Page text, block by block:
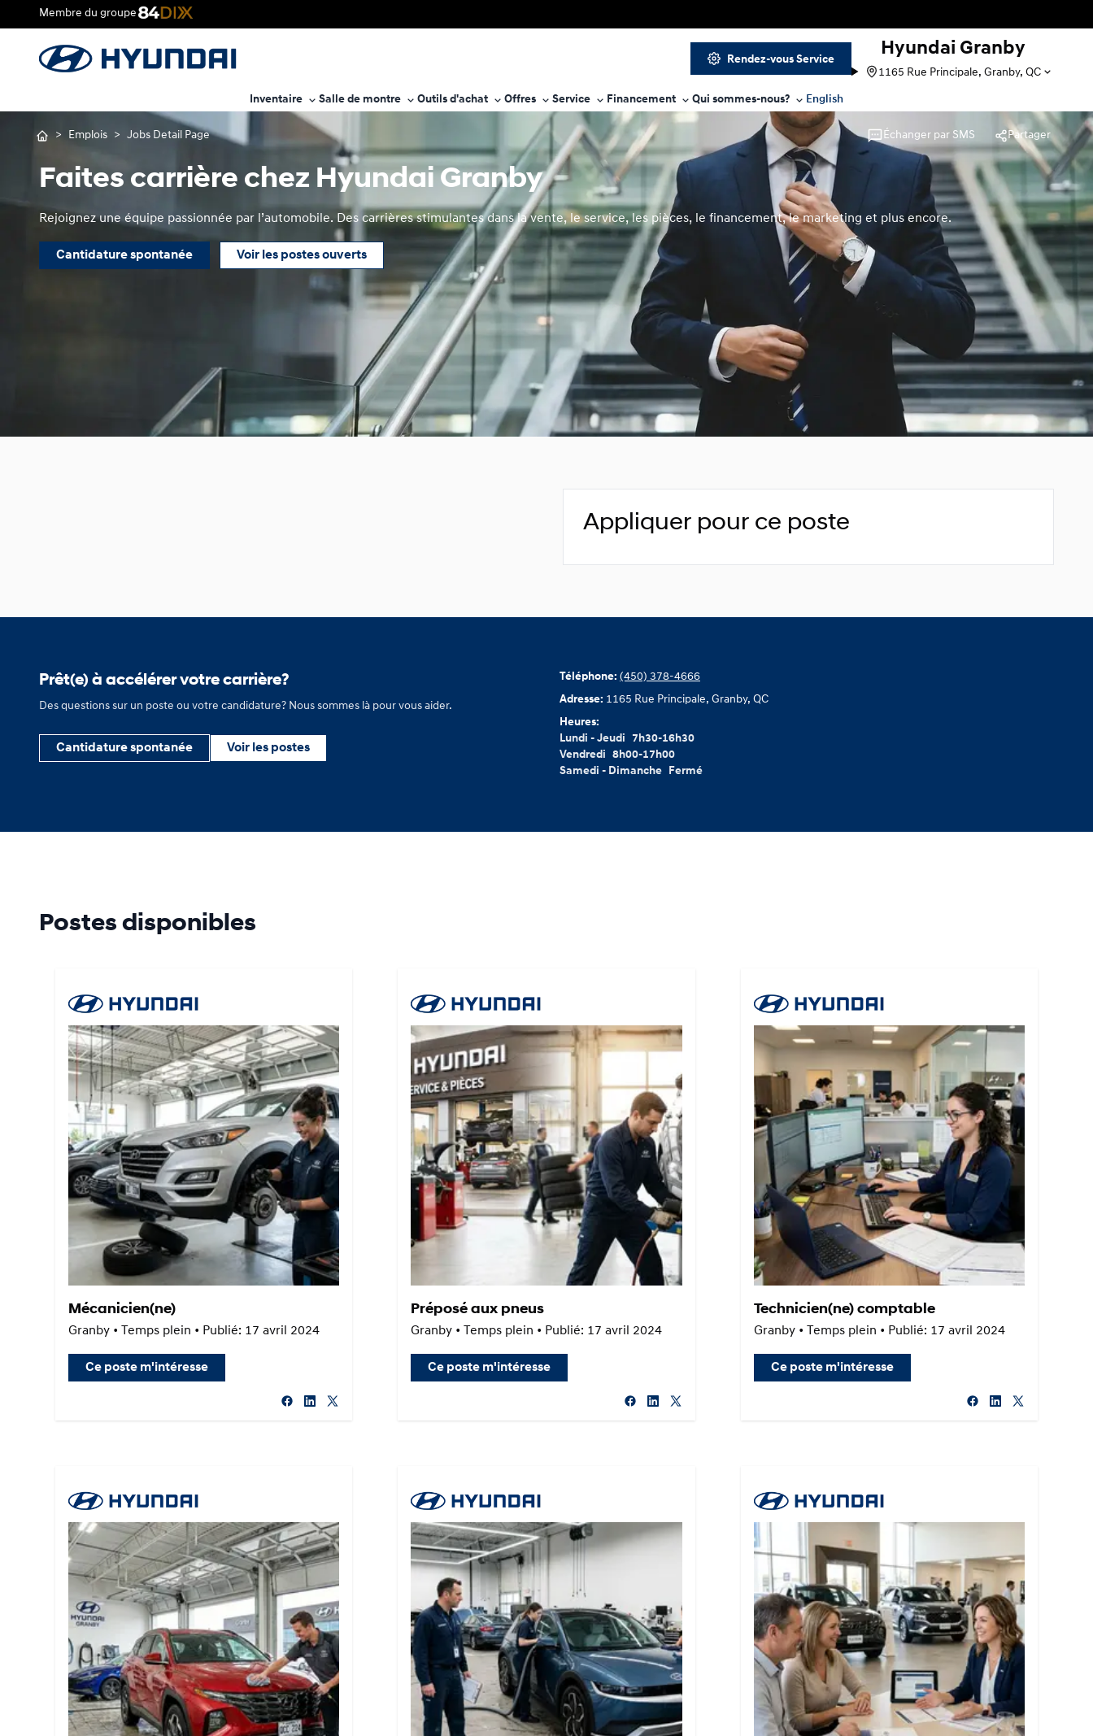
Rendez-vous Service
Hyundai Granby
1165 Rue Principale, Granby, QC
Membre du groupe
Inventaire Salle de montre Outils d'achat Offres Service Financement Qui sommes-nous? English
Faites carrière chez Hyundai Granby
Rejoignez une équipe passionnée par l’automobile. Des carrières stimulantes dans la vente, le service, les pièces, le financement, le marketing et plus encore.
Cantidature spontanée Voir les postes ouverts
> Emplois > Jobs Detail Page Échanger par SMS Partager
Appliquer pour ce poste
Prêt(e) à accélérer votre carrière?
Des questions sur un poste ou votre candidature? Nous sommes là pour vous aider.
Cantidature spontanée Voir les postes
Téléphone: (450) 378-4666
Adresse: 1165 Rue Principale, Granby, QC
Heures:
Lundi - Jeudi
7h30-16h30
Vendredi 8h00-17h00
Samedi - Dimanche Fermé
Postes disponibles
Mécanicien(ne)
Granby • Temps plein • Publié: 17 avril 2024
Ce poste m'intéresse
Préposé aux pneus
Granby • Temps plein • Publié: 17 avril 2024
Ce poste m'intéresse
Technicien(ne) comptable
Granby • Temps plein • Publié: 17 avril 2024
Ce poste m'intéresse